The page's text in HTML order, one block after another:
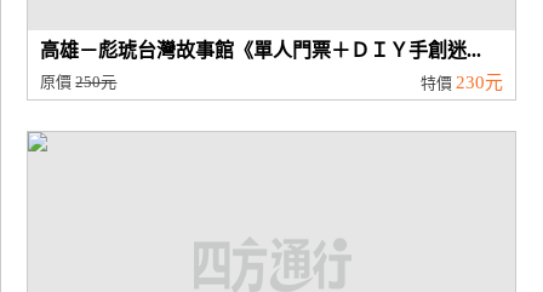
高雄－彪琥台灣故事館《單人門票＋ＤＩＹ手創迷...
原價250元 特價 230元